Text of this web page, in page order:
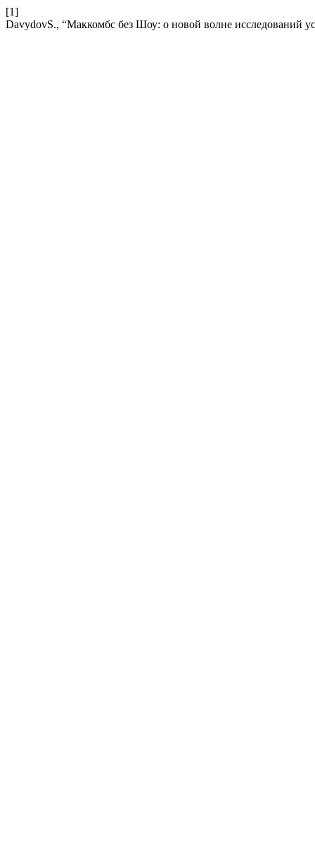
[1]
DavydovS., “Маккомбс без Шоу: о новой волне исследований